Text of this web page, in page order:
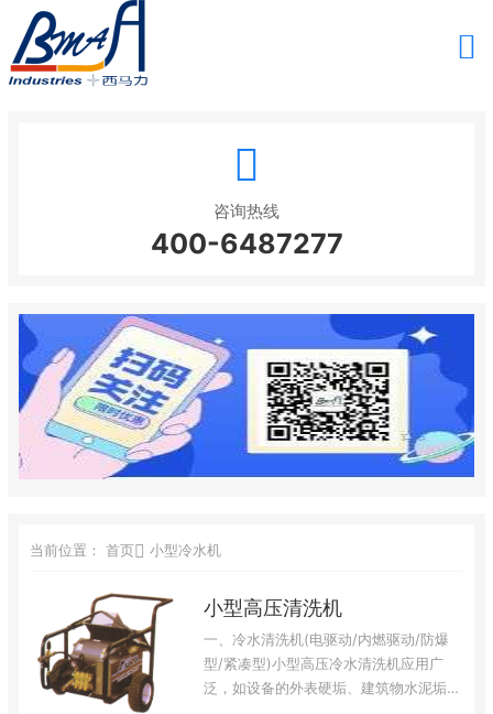
咨询热线
400-6487277
当前位置： 首页 小型冷水机
小型高压清洗机
一、冷水清洗机(电驱动/内燃驱动/防爆
型/紧凑型)小型高压冷水清洗机应用广
泛，如设备的外表硬垢、建筑物水泥垢的